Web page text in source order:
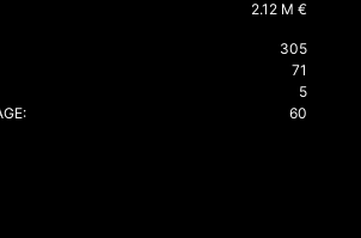
2.12 M €
305
71
5
60